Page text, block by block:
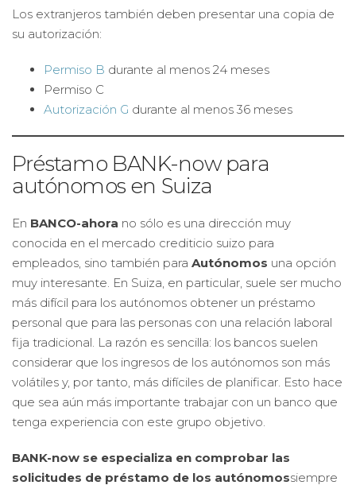
Los extranjeros también deben presentar una copia de
su autorización:
Permiso B durante al menos 24 meses
Permiso C
Autorización G durante al menos 36 meses
Préstamo BANK-now para
autónomos en Suiza
En BANCO-ahora no sólo es una dirección muy
conocida en el mercado crediticio suizo para
empleados, sino también para Autónomos una opción
muy interesante. En Suiza, en particular, suele ser mucho
más difícil para los autónomos obtener un préstamo
personal que para las personas con una relación laboral
fija tradicional. La razón es sencilla: los bancos suelen
considerar que los ingresos de los autónomos son más
volátiles y, por tanto, más difíciles de planificar. Esto hace
que sea aún más importante trabajar con un banco que
tenga experiencia con este grupo objetivo.
BANK-now se especializa en comprobar las
solicitudes de préstamo de los autónomossiempre